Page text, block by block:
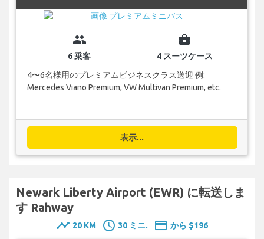
group
6 乗客
business_center
4 スーツケース
4〜6名様用のプレミアムビジネスクラス送迎 例:
Mercedes Viano Premium, VW Multivan Premium, etc.
表示...
Newark Liberty Airport (EWR) に転送しま
す Rahway
timeline 20 KM schedule 30 ミニ. payment から $196